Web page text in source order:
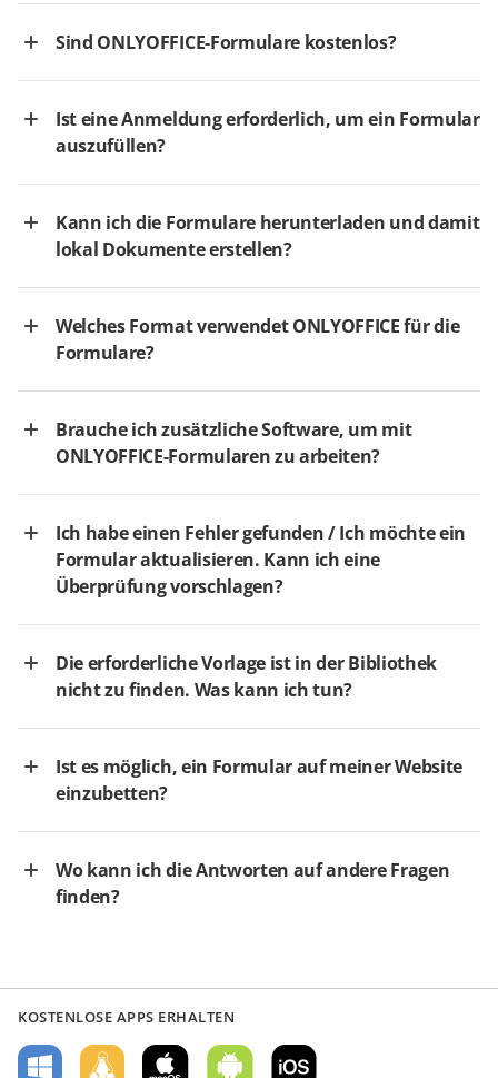
Sind ONLYOFFICE-Formulare kostenlos?
Ist eine Anmeldung erforderlich, um ein Formular
auszufüllen?
Kann ich die Formulare herunterladen und damit
lokal Dokumente erstellen?
Welches Format verwendet ONLYOFFICE für die
Formulare?
Brauche ich zusätzliche Software, um mit
ONLYOFFICE-Formularen zu arbeiten?
Ich habe einen Fehler gefunden / Ich möchte ein
Formular aktualisieren. Kann ich eine
Überprüfung vorschlagen?
Die erforderliche Vorlage ist in der Bibliothek
nicht zu finden. Was kann ich tun?
Ist es möglich, ein Formular auf meiner Website
einzubetten?
Wo kann ich die Antworten auf andere Fragen
finden?
KOSTENLOSE APPS ERHALTEN